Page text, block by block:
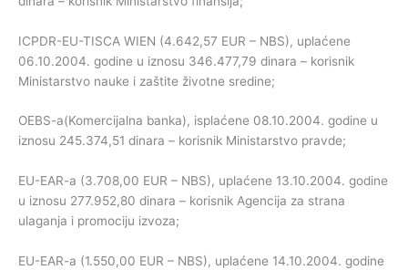
ICPDR-EU-TISCA WIEN (4.642,57 EUR – NBS), uplaćene
06.10.2004. godine u iznosu 346.477,79 dinara – korisnik
Ministarstvo nauke i zaštite životne sredine;
OEBS-a(Komercijalna banka), isplaćene 08.10.2004. godine u
iznosu 245.374,51 dinara – korisnik Ministarstvo pravde;
EU-EAR-a (3.708,00 EUR – NBS), uplaćene 13.10.2004. godine
u iznosu 277.952,80 dinara – korisnik Agencija za strana
ulaganja i promociju izvoza;
EU-EAR-a (1.550,00 EUR – NBS), uplaćene 14.10.2004. godine